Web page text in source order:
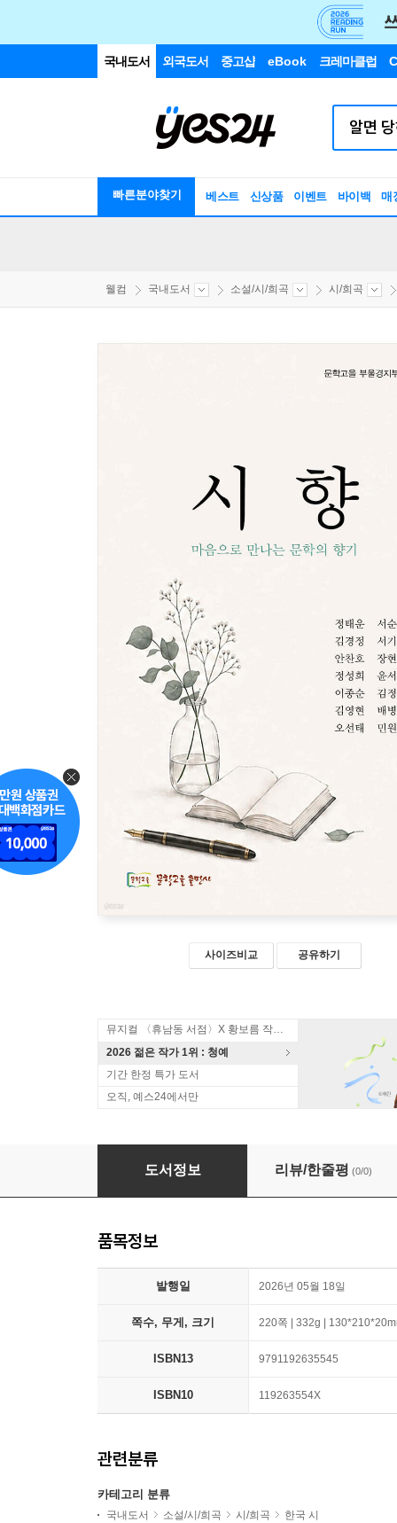
국내도서 외국도서 중고샵 eBook 크레마클럽
빠른분야찾기 베스트 신상품 이벤트 바이백 매
웰컴 국내도서 소설/시/희곡 시/희곡
사이즈비교 공유하기
뮤지컬 〈휴남동 서점〉X 황보름 작가 북토크
2026 젊은 작가 1위 : 청예
기간 한정 특가 도서
오직, 예스24에서만
도서정보 리뷰/한줄평 (0/0)
품목정보
발행일 2026년 05월 18일
쪽수, 무게, 크기 220쪽 | 332g |
ISBN13 9791192635545
ISBN10 119263554X
관련분류
카테고리 분류
국내도서 소설/시/희곡 시/희곡
한국 시